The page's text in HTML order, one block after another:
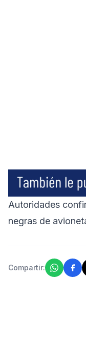
Autoridades
negras de
Compartir: